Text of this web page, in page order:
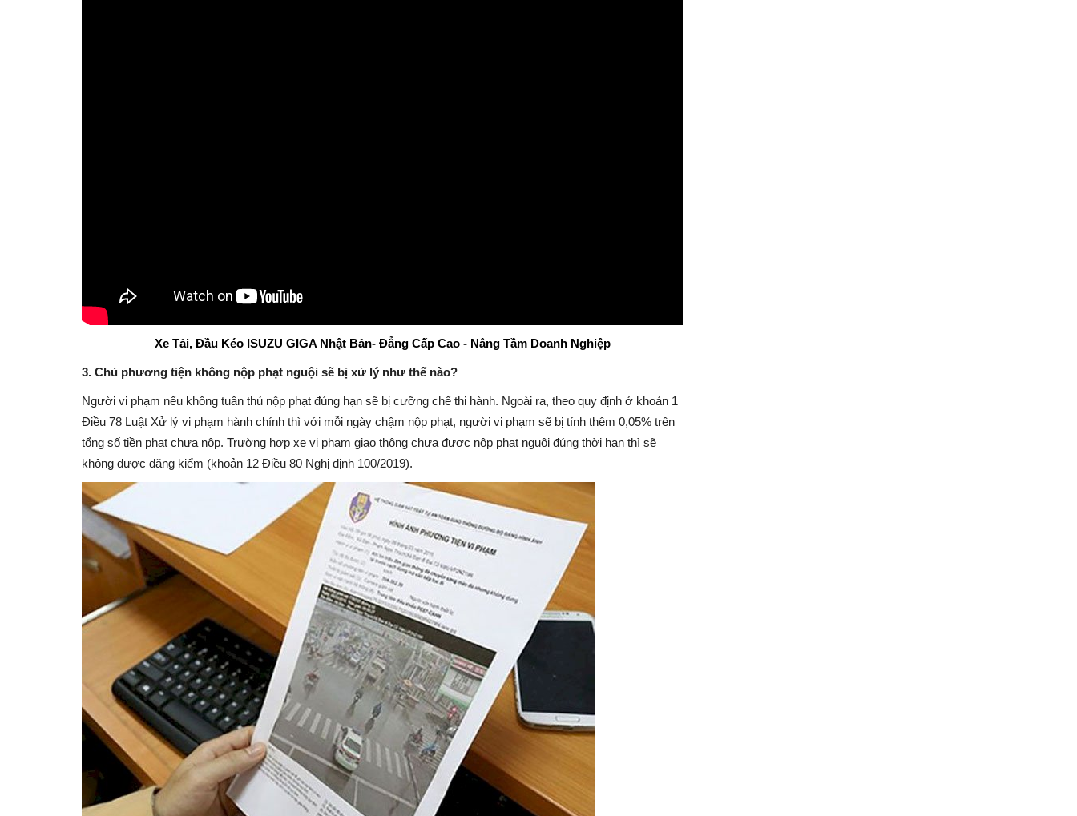
Xe Tải, Đầu Kéo ISUZU GIGA Nhật Bản- Đẳng Cấp Cao - Nâng Tầm Doanh Nghiệp
3. Chủ phương tiện không nộp phạt nguội sẽ bị xử lý như thế nào?
Người vi phạm nếu không tuân thủ nộp phạt đúng hạn sẽ bị cưỡng chế thi hành. Ngoài ra, theo quy định ở khoản 1
Điều 78 Luật Xử lý vi phạm hành chính thì với mỗi ngày chậm nộp phạt, người vi phạm sẽ bị tính thêm 0,05% trên
tổng số tiền phạt chưa nộp. Trường hợp xe vi phạm giao thông chưa được nộp phạt nguội đúng thời hạn thì sẽ
không được đăng kiểm (khoản 12 Điều 80 Nghị định 100/2019).